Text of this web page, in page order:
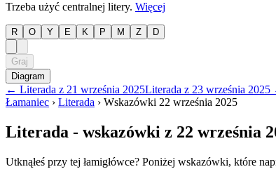
Trzeba użyć centralnej litery. Więcej
R O Y E K P M Z D
Graj
Diagram
← Literada z 21 września 2025Literada z 23 września 2025
Łamaniec › Literada › Wskazówki 22 września 2025
Literada - wskazówki z 22 września
Utknąłeś przy tej łamigłówce? Poniżej wskazówki, które